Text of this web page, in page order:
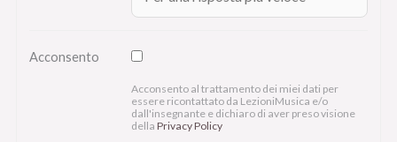
Acconsento
Acconsento al trattamento dei miei dati per
essere ricontattato da LezioniMusica e/o
dall'insegnante e dichiaro di aver preso visione
della Privacy Policy